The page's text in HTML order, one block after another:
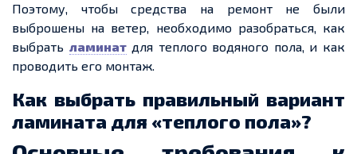
Поэтому, чтобы средства на ремонт не были
выброшены на ветер, необходимо разобраться, как
выбрать ламинатдля теплого водяного пола, и как
проводить его монтаж.
Как выбрать правильный вариант
ламината для «теплого пола»?